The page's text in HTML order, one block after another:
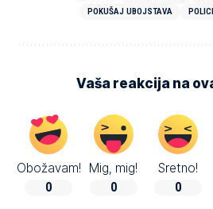
POKUŠAJ UBOJSTAVA
Vaša reakcija na
Obožavam!
0
Mig, mig!
0
Sretno!
0